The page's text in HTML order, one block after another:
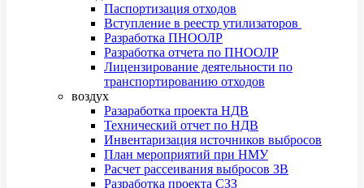
Паспортизация отходов
Вступление в реестр утилизаторов
Разработка ПНООЛР
Разработка отчета по ПНООЛР
Лицензирование деятельности по
транспортированию отходов
воздух
Разаработка проекта НДВ
Технический отчет по НДВ
Инвентаризация источников выбросов
План мероприятий при НМУ
Расчет рассеивания выбросов ЗВ
Разработка проекта СЗЗ